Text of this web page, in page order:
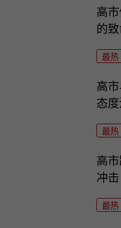
高
的
最热
高
态
最热
高
冲击
最热